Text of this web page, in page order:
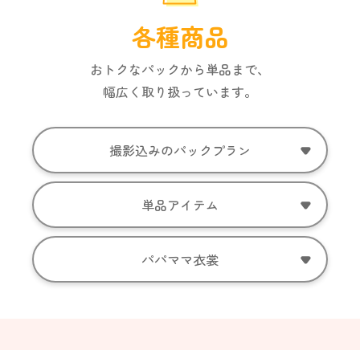
各種商品
おトクなパックから単品まで、
幅広く取り扱っています。
撮影込みのパックプラン
単品アイテム
パパママ衣裳